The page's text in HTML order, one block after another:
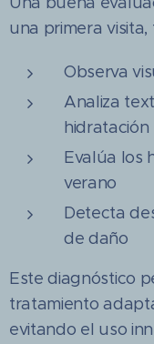
una primera
Observa
Analiza
hidratación
Evalúa los
verano
Detecta
de daño
Este diagnóstico
tratamiento
evitando el uso